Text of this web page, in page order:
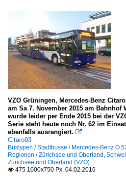
VZO Grüningen, Mercedes-Benz Citaro
am Sa 7. November 2015 am Bahnhof
wurde leider per Ende 2015 bei der
Serie steht heute noch Nr. 62 im
ebenfalls ausrangiert. 
Citaro93
Bustypen / Stadtbusse / Mercedes-Benz O
Regionen / Zürichsee und Oberland ,
Zürichsee und Oberland (VZO)
 475 1000x750 Px, 04.02.2016